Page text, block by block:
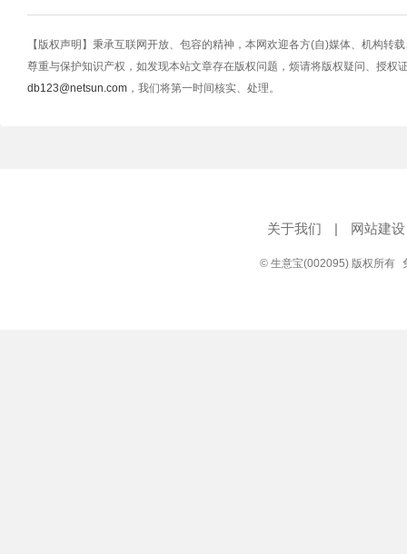
【版权声明】秉承互联网开放、包容的精神，本网欢迎各方(自)媒体、机构转
尊重与保护知识产权，如发现本站文章存在版权问题，烦请将版权疑问、授权
db123@netsun.com ，我们将第一时间核实、处理。
关于我们 | 网站建设
© 生意宝(002095) 版权所有